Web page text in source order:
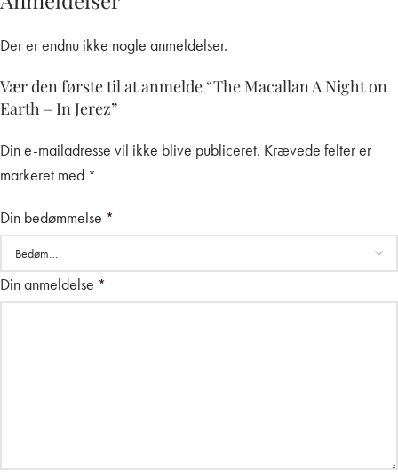
Der er endnu ikke nogle anmeldelser.
Vær den første til at anmelde “The Macallan A Night on
Earth – In Jerez”
Din e-mailadresse vil ikke blive publiceret. Krævede felter er
markeret med *
Din bedømmelse *
Din anmeldelse *